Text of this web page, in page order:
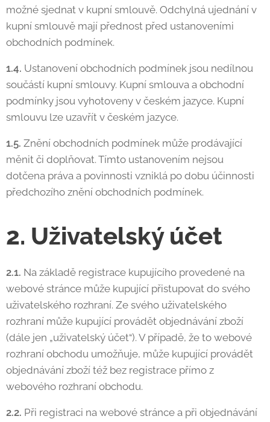
možné sjednat v kupní smlouvě. Odchylná ujednání v
kupní smlouvě mají přednost před ustanoveními
obchodních podmínek.
1.4. Ustanovení obchodních podmínek jsou nedílnou
součástí kupní smlouvy. Kupní smlouva a obchodní
podmínky jsou vyhotoveny v českém jazyce. Kupní
smlouvu lze uzavřít v českém jazyce.
1.5. Znění obchodních podmínek může prodávající
měnit či doplňovat. Tímto ustanovením nejsou
dotčena práva a povinnosti vzniklá po dobu účinnosti
předchozího znění obchodních podmínek.
2. Uživatelský účet
2.1. Na základě registrace kupujícího provedené na
webové stránce může kupující přistupovat do svého
uživatelského rozhraní. Ze svého uživatelského
rozhraní může kupující provádět objednávání zboží
(dále jen „uživatelský účet“). V případě, že to webové
rozhraní obchodu umožňuje, může kupující provádět
objednávání zboží též bez registrace přímo z
webového rozhraní obchodu.
2.2. Při registraci na webové stránce a při objednávání